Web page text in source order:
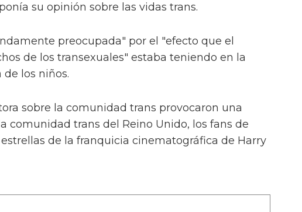
su opinión sobre las vidas trans.
preocupada" por el "efecto que el
de los transexuales" estaba teniendo en la
los niños.
sobre la comunidad trans provocaron una
comunidad trans del Reino Unido, los fans de
de la franquicia cinematográfica de Harry